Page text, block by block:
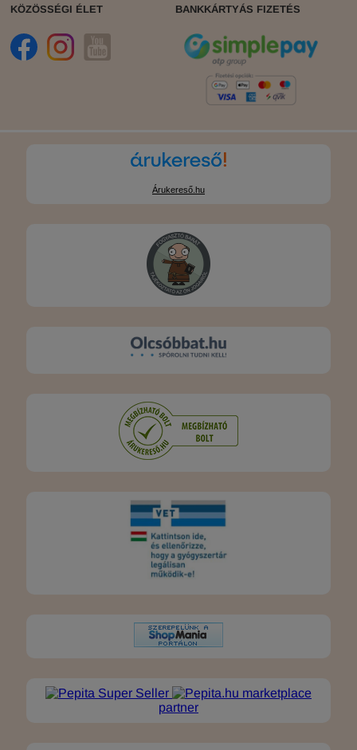
KÖZÖSSÉGI ÉLET BANKKÁRTYÁS FIZETÉS
Árukereső.hu
marketplace
partner